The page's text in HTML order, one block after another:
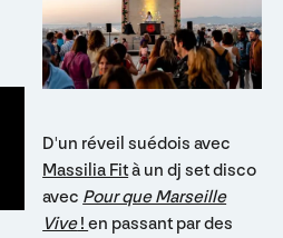
D'un réveil suédois avec
Massilia Fità un dj set disco
avec Pour que Marseille
Vive!en passant par des